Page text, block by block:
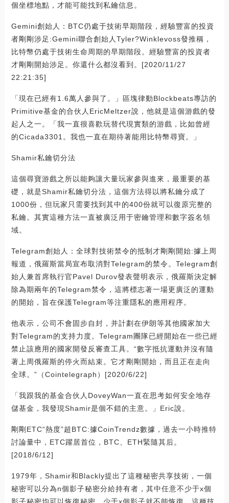
個坐標地點，才能可能找到私鑰信息。
Gemini創始人：BTC仍處于技術早期階段，經驗豐富的投資
者剛剛涉足:Gemini聯合創始人Tyler?Winklevoss發推稱，
比特幣仍處于技術生命周期的早期階段。經驗豐富的投資者
才剛剛開始涉足。你還什么都沒看到。[2020/11/27
22:21:35]
「現在已經有1.6萬人參與了。」區塊律動Blockbeats專訪的
Primitive基金的合伙人EricMeltzer說，他就是這個游戲的發
起人之一。「我一直很喜歡玩替代現實類的游戲，比如曾經
的Cicada3301。我也一直在期待著能用比特幣尋寶。」
Shamir私鑰切分法
這個尋寶游戲之所以能夠讓大量玩家參與進來，最重要的基
礎，就是Shamir私鑰切分法，這個方法得以將私鑰分成了
1000份，但玩家只需要找到其中的400份就可以復原完整的
私鑰。其實這種方法一直被廣泛用于密鑰管理和數字簽名領
域。
Telegram創始人：全球對技術禁令的抵制才剛剛開始:據上周
報道，俄羅斯當局宣布取消對Telegram的禁令。Telegram創
始人兼首席執行官Pavel Durov發表聲明表示，俄羅斯決定解
除為期兩年的Telegram禁令，這將標志著一場更廣泛的運動
的開始，旨在保護Telegram等注重隱私的應用程序。
他表示，公司不會固步自封，并計劃在伊朗等其他國家加大
對Telegram的支持力度。Telegram團隊已經開始在一些已經
禁止該應用的國家開發反審查工具。“數字抵抗運動并沒有隨
著上周俄羅斯的停火而結束。它才剛剛開始，而且正在走向
全球。”（Cointelegraph）[2020/6/22]
「我跟我的基金合伙人DoveyWan一直在思考如何安全地存
儲基金，我發現Shamir是個不錯的主意。」Eric說。
剛剛ETC“熱度”超BTC:據CoinTrendz數據，過去一小時推特
討論量中，ETC躍居首位，BTC、ETH緊隨其后。
[2018/6/12]
1979年，Shamir和Blackly提出了這種秘密共享技術，一個
秘密可以分為n個影子秘密分給持有者，其中任意不少于x個